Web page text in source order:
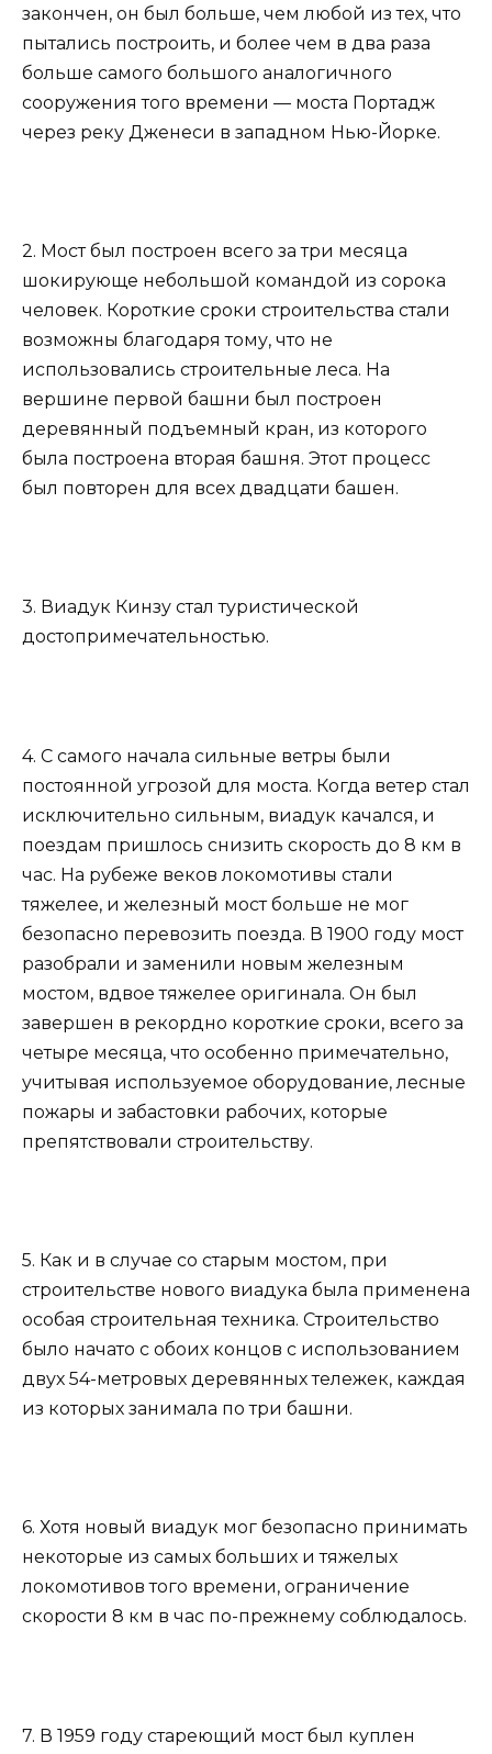
закончен, он был больше, чем любой из тех, что
пытались построить, и более чем в два раза
больше самого большого аналогичного
сооружения того времени — моста Портадж
через реку Дженеси в западном Нью-Йорке.
2. Мост был построен всего за три месяца
шокирующе небольшой командой из сорока
человек. Короткие сроки строительства стали
возможны благодаря тому, что не
использовались строительные леса. На
вершине первой башни был построен
деревянный подъемный кран, из которого
была построена вторая башня. Этот процесс
был повторен для всех двадцати башен.
3. Виадук Кинзу стал туристической
достопримечательностью.
4. С самого начала сильные ветры были
постоянной угрозой для моста. Когда ветер стал
исключительно сильным, виадук качался, и
поездам пришлось снизить скорость до 8 км в
час. На рубеже веков локомотивы стали
тяжелее, и железный мост больше не мог
безопасно перевозить поезда. В 1900 году мост
разобрали и заменили новым железным
мостом, вдвое тяжелее оригинала. Он был
завершен в рекордно короткие сроки, всего за
четыре месяца, что особенно примечательно,
учитывая используемое оборудование, лесные
пожары и забастовки рабочих, которые
препятствовали строительству.
5. Как и в случае со старым мостом, при
строительстве нового виадука была применена
особая строительная техника. Строительство
было начато с обоих концов с использованием
двух 54-метровых деревянных тележек, каждая
из которых занимала по три башни.
6. Хотя новый виадук мог безопасно принимать
некоторые из самых больших и тяжелых
локомотивов того времени, ограничение
скорости 8 км в час по-прежнему соблюдалось.
7. В 1959 году стареющий мост был куплен